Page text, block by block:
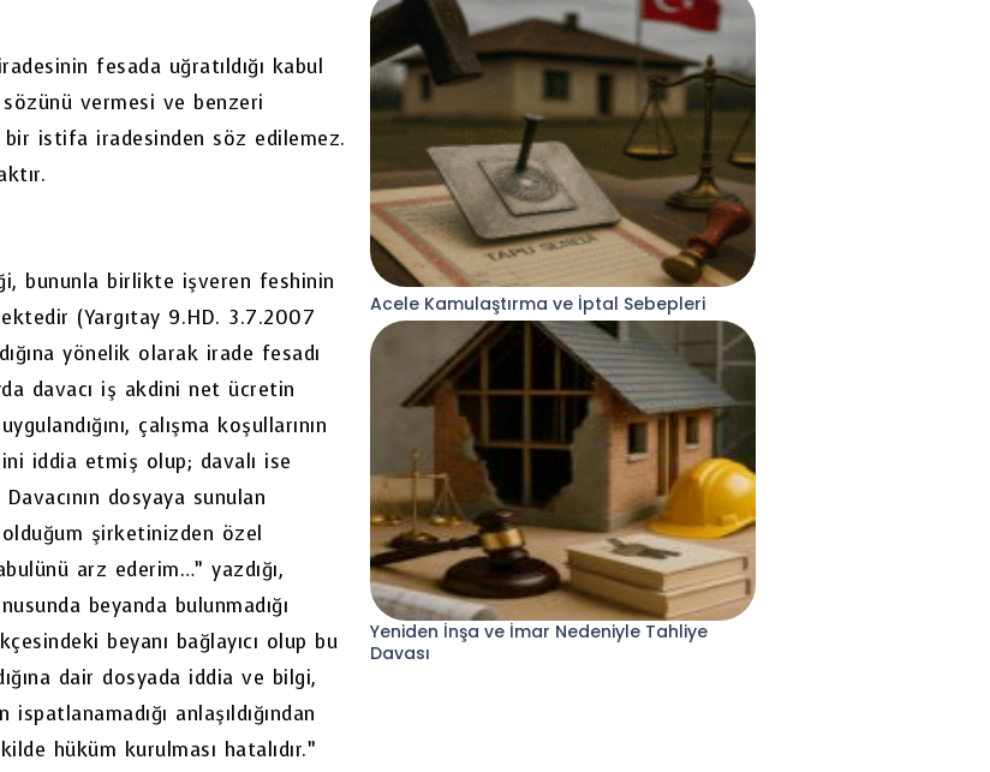
fesada uğratıldığı kabul
vermesi ve benzeri
bir istifa iradesinden söz edilemez.
bununla birlikte işveren feshinin
(Yargıtay 9.HD. 3.7.2007
yönelik olarak irade fesadı
davacı iş akdini net ücretin
çalışma koşullarının
iddia etmiş olup; davalı ise
dosyaya sunulan
şirketinizden özel
arz ederim…” yazdığı,
beyanda bulunmadığı
beyanı bağlayıcı olup bu
dair dosyada iddia ve bilgi,
anlaşıldığından
hüküm kurulması hatalıdır.”
Acele Kamulaştırma ve İptal Sebepleri
Yeniden İnşa ve İmar Nedeniyle Tahliye
Davası